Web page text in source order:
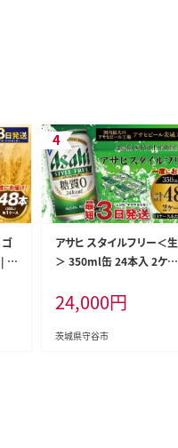
ゴ
| ア
アサヒ スタイルフリー＜生
＞ 350ml缶 24本入 2ケー
24,000円
茨城県守谷市